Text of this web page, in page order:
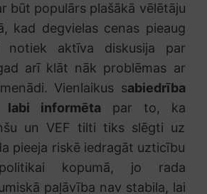
būt populārs plašākā vēlētāju
kad degvielas cenas pieaug
notiek aktīva diskusija par
arī klāt nāk problēmas ar
Vienlaikus sabiedrība
labi informēta par to, ka
un VEF tilti tiks slēgti uz
pieeja riskē iedragāt uzticību
kopumā, jo rada
paļāvība nav stabila, lai